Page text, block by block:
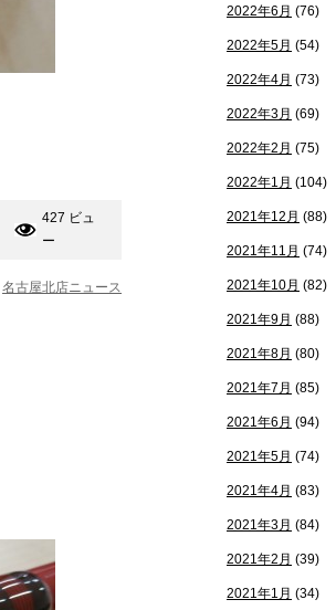
427 ビュ
ー
名古屋北店ニュース
2022年6月 (76)
2022年5月 (54)
2022年4月 (73)
2022年3月 (69)
2022年2月 (75)
2022年1月 (104)
2021年12月 (88)
2021年11月 (74)
2021年10月 (82)
2021年9月 (88)
2021年8月 (80)
2021年7月 (85)
2021年6月 (94)
2021年5月 (74)
2021年4月 (83)
2021年3月 (84)
2021年2月 (39)
2021年1月 (34)